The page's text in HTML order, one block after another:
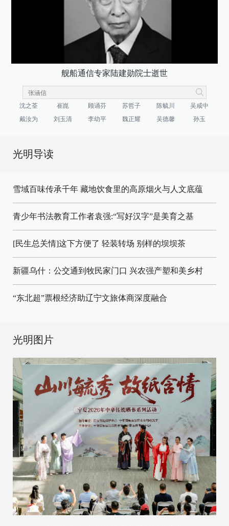
舰船通信专家陆建勋院士逝世
沈之荃 崔崑 顾诵芬 苏哲子 陈毓川
吴咸中
戴汝为
刘玉清 李幼平 魏正耀 吴德馨 孙玉
光明导读
雪域百味传承千年 藏地饮食里的高原烟火与人文底蕴
青少年书法教育工作者袁强:“写好汉字”是美育之基
[民生总关情]这下方便了 轻装转场 别样的坝坝茶
新疆乌什：公交通到牧民家门口 兴农强产塑和美乡村
“东北超”票根经济助辽宁文旅体商深度融合
光明图片